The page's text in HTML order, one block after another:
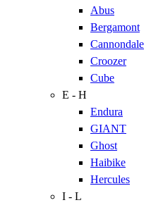
Abus
Bergamont
Cannondale
Croozer
Cube
E - H
Endura
GIANT
Ghost
Haibike
Hercules
I - L